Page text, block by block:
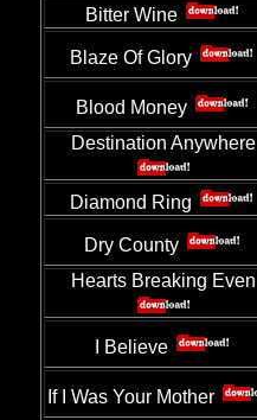
Bitter Wine
Blaze Of Glory
Blood Money
Destination Anywhere
Diamond Ring
Dry County
Hearts Breaking Even
I Believe
If I Was Your Mother